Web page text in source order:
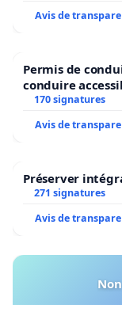
Avis de
Permis de
conduire
Bruxelles
170 signatures
Avis de
Préserver
271 signatures
Avis de